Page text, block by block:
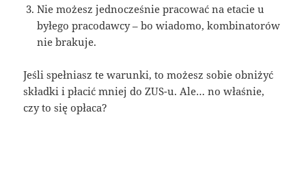
Nie możesz jednocześnie pracować na etacie u
byłego pracodawcy – bo wiadomo, kombinatorów
nie brakuje.
Jeśli spełniasz te warunki, to możesz sobie obniżyć
składki i płacić mniej do ZUS-u. Ale… no właśnie,
czy to się opłaca?